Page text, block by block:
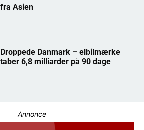
fra Asien
Droppede Danmark – elbilmærke
taber 6,8 milliarder på 90 dage
Annonce